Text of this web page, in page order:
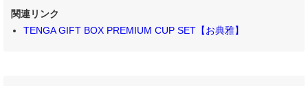
関連リンク
TENGA GIFT BOX PREMIUM CUP SET【お典雅】